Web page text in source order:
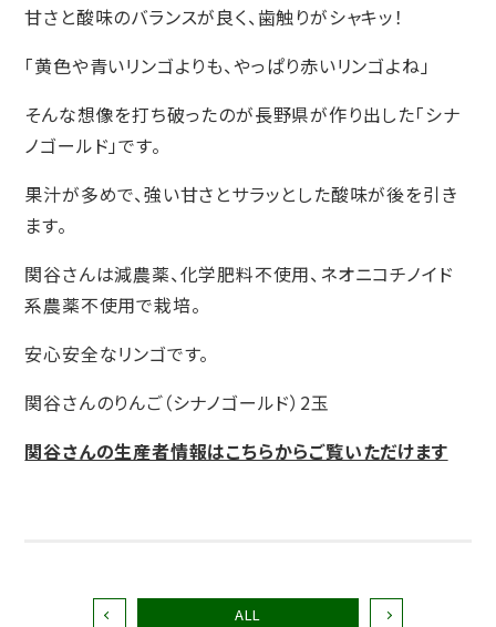
甘さと酸味のバランスが良く、歯触りがシャキッ！
「黄色や青いリンゴよりも、やっぱり赤いリンゴよね」
そんな想像を打ち破ったのが長野県が作り出した「シナ
ノゴールド」です。
果汁が多めで、強い甘さとサラッとした酸味が後を引き
ます。
関谷さんは減農薬、化学肥料不使用、ネオニコチノイド
系農薬不使用で栽培。
安心安全なリンゴです。
関谷さんのりんご（シナノゴールド）2玉
関谷さんの生産者情報はこちらからご覧いただけます
ALL